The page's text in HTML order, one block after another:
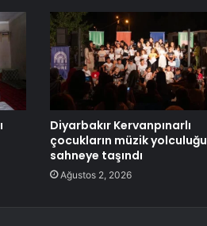
Diyarbakır Kervanpınarlı
çocukların müzik yolculuğu
sahneye taşındı
Ağustos 2, 2026